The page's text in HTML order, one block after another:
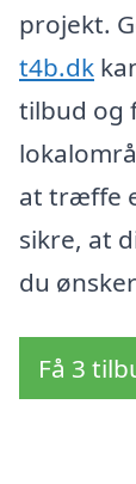
projekt.
t4b.dk
tilbud og
at træffe
sikre, at
du
Få 3